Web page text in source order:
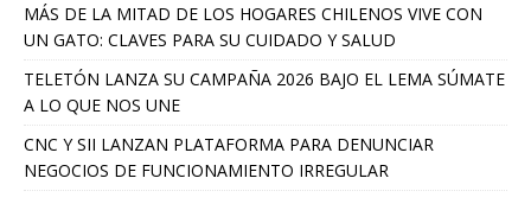
MÁS DE LA MITAD DE LOS HOGARES CHILENOS VIVE CON
UN GATO: CLAVES PARA SU CUIDADO Y SALUD
TELETÓN LANZA SU CAMPAÑA 2026 BAJO EL LEMA SÚMATE
A LO QUE NOS UNE
CNC Y SII LANZAN PLATAFORMA PARA DENUNCIAR
NEGOCIOS DE FUNCIONAMIENTO IRREGULAR